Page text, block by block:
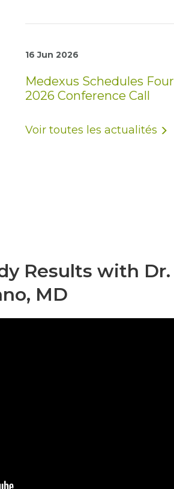
16 Jun 2026
Medexus Schedules
2026 Conference Call
Voir toutes les actualités
Results with
MD